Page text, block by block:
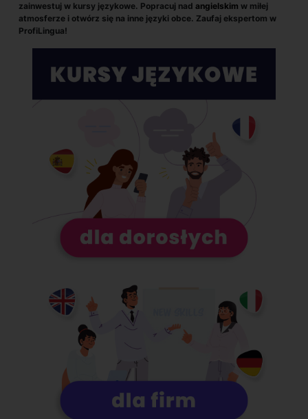
zainwestuj w kursy językowe. Popracuj nad angielskim w miłej
atmosferze i otwórz się na inne języki obce. Zaufaj ekspertom w
ProfiLingua!